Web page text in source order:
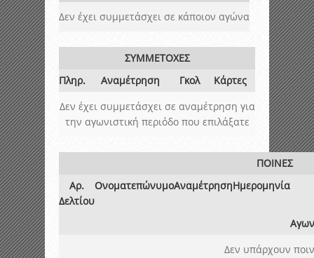
Δεν έχει συμμετάσχει σε κάποιον αγώνα
ΣΥΜΜΕΤΟΧΕΣ
Πληρ.
Αναμέτρηση Γκολ
Κάρτες
Δεν έχει συμμετάσχει σε αναμέτρηση για
την αγωνιστική περιόδο που επιλάξατε
ΠΟΙΝΕΣ
Αρ.
Δελτίου
ΟνοματεπώνυμοΑναμέτρησηΗμερομηνία
Δεν υπάρχουν